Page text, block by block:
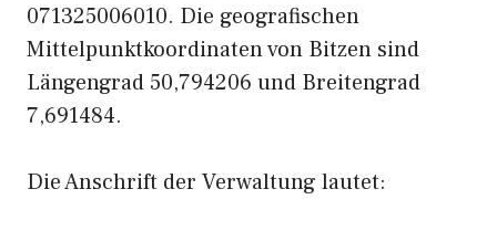
071325006010. Die geografischen
Mittelpunktkoordinaten von Bitzen sind
Längengrad 50,794206 und Breitengrad
7,691484.
Die Anschrift der Verwaltung lautet: